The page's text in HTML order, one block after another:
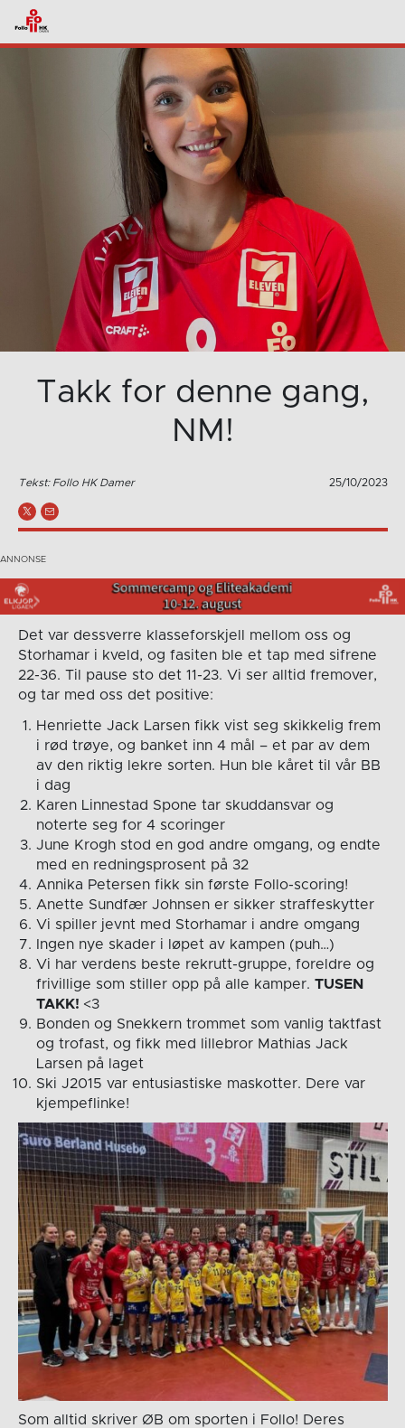
Takk for denne gang,
NM!
Tekst: Follo HK Damer 25/10/2023
Det var dessverre klasseforskjell mellom oss og
Storhamar i kveld, og fasiten ble et tap med sifrene
22-36. Til pause sto det 11-23. Vi ser alltid fremover,
og tar med oss det positive:
Henriette Jack Larsen fikk vist seg skikkelig frem
i rød trøye, og banket inn 4 mål – et par av dem
av den riktig lekre sorten. Hun ble kåret til vår BB
i dag
Karen Linnestad Spone tar skuddansvar og
noterte seg for 4 scoringer
June Krogh stod en god andre omgang, og endte
med en redningsprosent på 32
Annika Petersen fikk sin første Follo-scoring!
Anette Sundfær Johnsen er sikker straffeskytter
Vi spiller jevnt med Storhamar i andre omgang
Ingen nye skader i løpet av kampen (puh…)
Vi har verdens beste rekrutt-gruppe, foreldre og
frivillige som stiller opp på alle kamper. TUSEN
TAKK! <3
Bonden og Snekkern trommet som vanlig taktfast
og trofast, og fikk med lillebror Mathias Jack
Larsen på laget
Ski J2015 var entusiastiske maskotter. Dere var
kjempeflinke!
Som alltid skriver ØB om sporten i Follo! Deres